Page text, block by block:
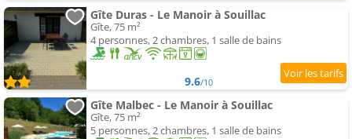
Gîte Duras - Le Manoir à Souillac
Gîte, 75 m²
4 personnes, 2 chambres, 1 salle de bains
9.6/10
Gîte Malbec - Le Manoir à Souillac
Gîte, 75 m²
5 personnes, 2 chambres, 1 salle de bains